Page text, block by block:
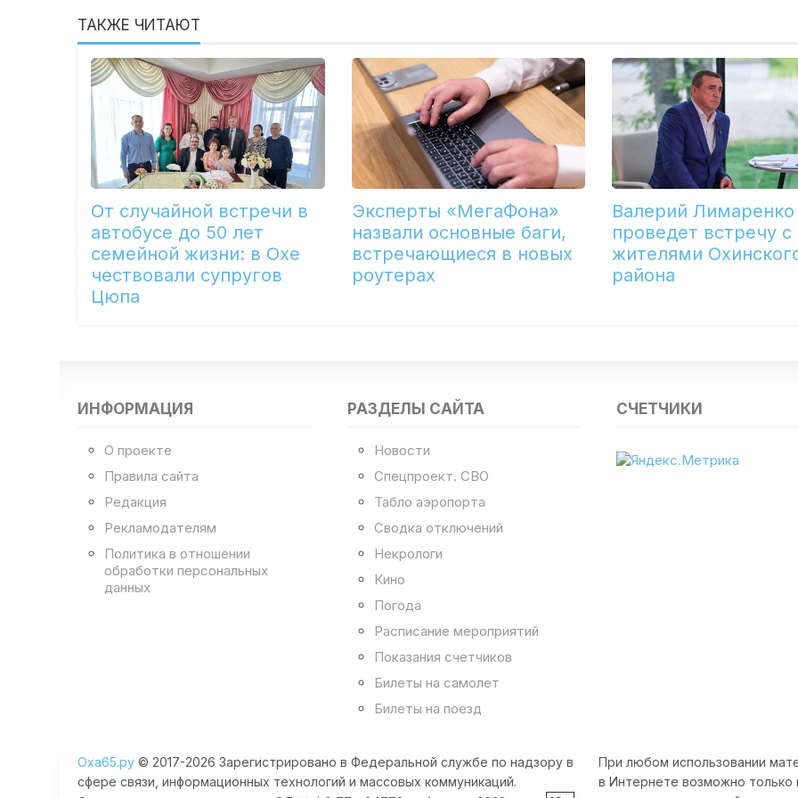
ТАКЖЕ ЧИТАЮТ
От случайной встречи в
автобусе до 50 лет
семейной жизни: в Охе
чествовали супругов
Цюпа
Эксперты «МегаФона»
назвали основные баги,
встречающиеся в новых
роутерах
Валерий Лимаренко
проведет встречу с
жителями
района
ИНФОРМАЦИЯ
О проекте
Правила сайта
Редакция
Рекламодателям
Политика в отношении
обработки персональных
данных
РАЗДЕЛЫ САЙТА
Новости
Спецпроект. СВО
Табло аэропорта
Сводка отключений
Некрологи
Кино
Погода
Расписание мероприятий
Показания счетчиков
Билеты на самолет
Билеты на поезд
СЧЕТЧИКИ
При любом использовании
в Интернете возможно только
Оха65.ру © 2017-2026 Зарегистрировано в Федеральной службе по надзору в
сфере связи, информационных технологий и массовых коммуникаций.